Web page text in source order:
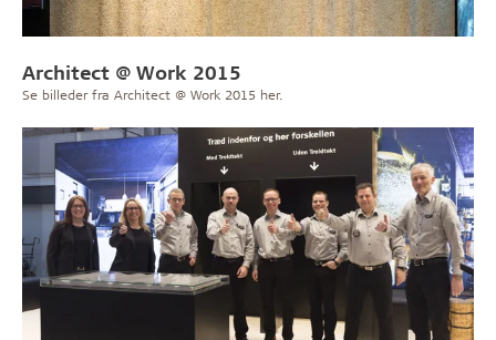
Architect @ Work 2015
Se billeder fra Architect @ Work 2015 her.